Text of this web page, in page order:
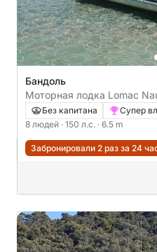
Бандоль
Моторная лодка Lomac
150л.с.Без капитана Супер
8 людей · 150 л.с. · 6.5 m
Забронировали 2 раз за 24